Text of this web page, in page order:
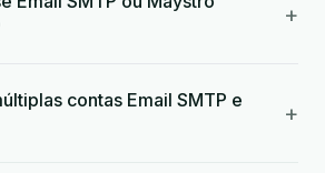
+
contas Email SMTP e
+